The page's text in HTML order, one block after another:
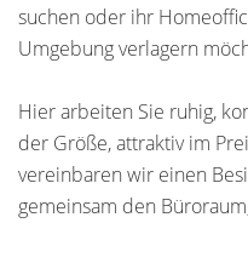
suchen oder ihr
Umgebung verlagern
Hier arbeiten Sie ruhig,
der Größe, attraktiv im
vereinbaren wir einen
gemeinsam den